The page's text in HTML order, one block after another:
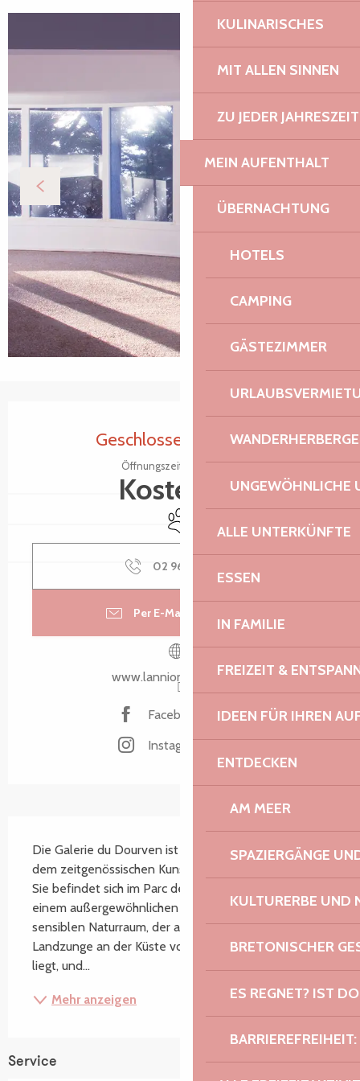
KULINARISCHES
MIT ALLEN SINNEN
ZU JEDER JAHRESZEIT
MEIN AUFENTHALT
ÜBERNACHTUNG
HOTELS
CAMPING
GÄSTEZIMMER
UNGEWÖHNLICHE
ALLE UNTERKÜNFTE
ESSEN
IN FAMILIE
FREIZEIT &
IDEEN FÜR IHREN
ENTDECKEN
AM MEER
SPAZIERGÄNGE
KULTURERBE UND
BRETONISCHER
ES REGNET? IST
Geschlossen für heute
Öffnungszeiten ansehen
Kostenlos
Tiere erlaubt
02 96 05 92
Per E-Mail kontaktieren
www.lannion-tregor.com
Facebook Seite
Instagram Seite
Die Galerie du Dourven ist ein Ausstellungsraum, der
dem zeitgenössischen Kunstschaffen gewidmet ist.
Sie befindet sich im Parc départemental du Dourven,
einem außergewöhnlichen 16 Hektar großen
sensiblen Naturraum, der auf einer felsigen
Landzunge an der Küste von Trédrez-Locquémeau
liegt, und...
Mehr anzeigen
Service